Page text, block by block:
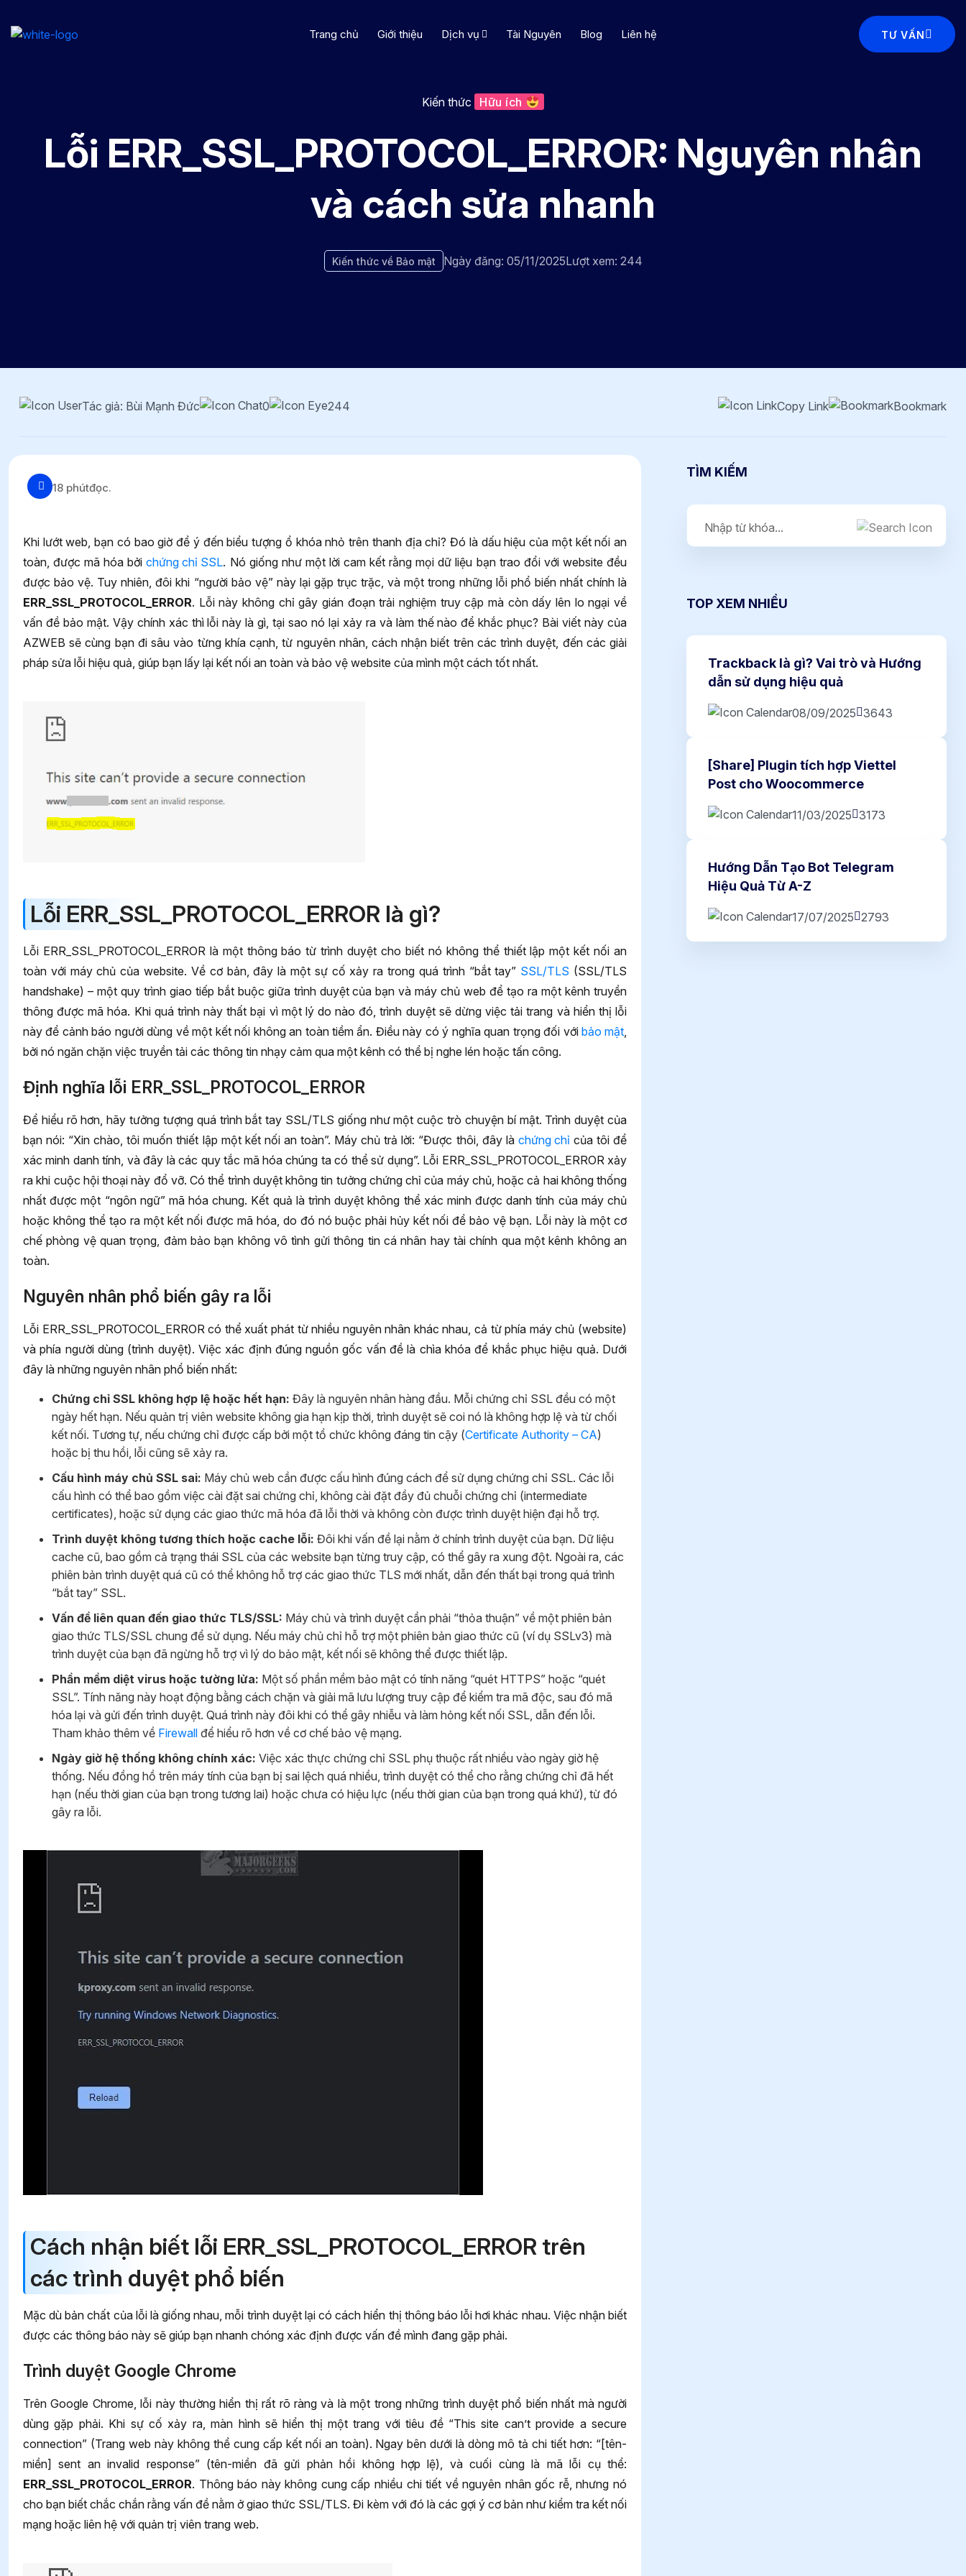
Trang chủ Giới thiệu Dịch vụ Tài Nguyên Blog Liên hệ TƯ VẤN
Kiến thức Hữu ích
Lỗi ERR_SSL_PROTOCOL_ERROR: Nguyên nhân
và cách sửa nhanh
Kiến thức về Bảo mật Ngày đăng: 05/11/2025Lượt xem: 244
Tác giả: Bùi Mạnh Đức 0 244 Copy Link Bookmark
18 phútđọc.
Khi lướt web, bạn có bao giờ để ý đến biểu tượng ổ khóa nhỏ trên thanh địa chỉ? Đó là dấu hiệu của một kết nối an
toàn, được mã hóa bởichứng chỉ SSL. Nó giống như một lời cam kết rằng mọi dữ liệu bạn trao đổi với website đều
được bảo vệ. Tuy nhiên, đôi khi “người bảo vệ” này lại gặp trục trặc, và một trong những lỗi phổ biến nhất chính là
ERR_SSL_PROTOCOL_ERROR. Lỗi này không chỉ gây gián đoạn trải nghiệm truy cập mà còn dấy lên lo ngại về
vấn đề bảo mật. Vậy chính xác thì lỗi này là gì, tại sao nó lại xảy ra và làm thế nào để khắc phục? Bài viết này của
AZWEB sẽ cùng bạn đi sâu vào từng khía cạnh, từ nguyên nhân, cách nhận biết trên các trình duyệt, đến các giải
pháp sửa lỗi hiệu quả, giúp bạn lấy lại kết nối an toàn và bảo vệ website của mình một cách tốt nhất.
Lỗi ERR_SSL_PROTOCOL_ERROR là gì?
Lỗi ERR_SSL_PROTOCOL_ERROR là một thông báo từ trình duyệt cho biết nó không thể thiết lập một kết nối an
toàn với máy chủ của website. Về cơ bản, đây là một sự cố xảy ra trong quá trình “bắt tay” SSL/TLS (SSL/TLS
handshake) – một quy trình giao tiếp bắt buộc giữa trình duyệt của bạn và máy chủ web để tạo ra một kênh truyền
thông được mã hóa. Khi quá trình này thất bại vì một lý do nào đó, trình duyệt sẽ dừng việc tải trang và hiển thị lỗi
này để cảnh báo người dùng về một kết nối không an toàn tiềm ẩn. Điều này có ý nghĩa quan trọng đối với bảo mật,
bởi nó ngăn chặn việc truyền tải các thông tin nhạy cảm qua một kênh có thể bị nghe lén hoặc tấn công.
Định nghĩa lỗi ERR_SSL_PROTOCOL_ERROR
Để hiểu rõ hơn, hãy tưởng tượng quá trình bắt tay SSL/TLS giống như một cuộc trò chuyện bí mật. Trình duyệt của
bạn nói: “Xin chào, tôi muốn thiết lập một kết nối an toàn”. Máy chủ trả lời: “Được thôi, đây là chứng chỉ của tôi để
xác minh danh tính, và đây là các quy tắc mã hóa chúng ta có thể sử dụng”. Lỗi ERR_SSL_PROTOCOL_ERROR xảy
ra khi cuộc hội thoại này đổ vỡ. Có thể trình duyệt không tin tưởng chứng chỉ của máy chủ, hoặc cả hai không thống
nhất được một “ngôn ngữ” mã hóa chung. Kết quả là trình duyệt không thể xác minh được danh tính của máy chủ
hoặc không thể tạo ra một kết nối được mã hóa, do đó nó buộc phải hủy kết nối để bảo vệ bạn. Lỗi này là một cơ
chế phòng vệ quan trọng, đảm bảo bạn không vô tình gửi thông tin cá nhân hay tài chính qua một kênh không an
toàn.
Nguyên nhân phổ biến gây ra lỗi
Lỗi ERR_SSL_PROTOCOL_ERROR có thể xuất phát từ nhiều nguyên nhân khác nhau, cả từ phía máy chủ (website)
và phía người dùng (trình duyệt). Việc xác định đúng nguồn gốc vấn đề là chìa khóa để khắc phục hiệu quả. Dưới
đây là những nguyên nhân phổ biến nhất:
Chứng chỉ SSL không hợp lệ hoặc hết hạn: Đây là nguyên nhân hàng đầu. Mỗi chứng chỉ SSL đều có một
ngày hết hạn. Nếu quản trị viên website không gia hạn kịp thời, trình duyệt sẽ coi nó là không hợp lệ và từ chối
kết nối. Tương tự, nếu chứng chỉ được cấp bởi một tổ chức không đáng tin cậy (Certificate Authority – CA)
hoặc bị thu hồi, lỗi cũng sẽ xảy ra.
Cấu hình máy chủ SSL sai: Máy chủ web cần được cấu hình đúng cách để sử dụng chứng chỉ SSL. Các lỗi
cấu hình có thể bao gồm việc cài đặt sai chứng chỉ, không cài đặt đầy đủ chuỗi chứng chỉ (intermediate
certificates), hoặc sử dụng các giao thức mã hóa đã lỗi thời và không còn được trình duyệt hiện đại hỗ trợ.
Trình duyệt không tương thích hoặc cache lỗi: Đôi khi vấn đề lại nằm ở chính trình duyệt của bạn. Dữ liệu
cache cũ, bao gồm cả trạng thái SSL của các website bạn từng truy cập, có thể gây ra xung đột. Ngoài ra, các
phiên bản trình duyệt quá cũ có thể không hỗ trợ các giao thức TLS mới nhất, dẫn đến thất bại trong quá trình
“bắt tay” SSL.
Vấn đề liên quan đến giao thức TLS/SSL: Máy chủ và trình duyệt cần phải “thỏa thuận” về một phiên bản
giao thức TLS/SSL chung để sử dụng. Nếu máy chủ chỉ hỗ trợ một phiên bản giao thức cũ (ví dụ SSLv3) mà
trình duyệt của bạn đã ngừng hỗ trợ vì lý do bảo mật, kết nối sẽ không thể được thiết lập.
Phần mềm diệt virus hoặc tường lửa: Một số phần mềm bảo mật có tính năng “quét HTTPS” hoặc “quét
SSL”. Tính năng này hoạt động bằng cách chặn và giải mã lưu lượng truy cập để kiểm tra mã độc, sau đó mã
hóa lại và gửi đến trình duyệt. Quá trình này đôi khi có thể gây nhiễu và làm hỏng kết nối SSL, dẫn đến lỗi.
Tham khảo thêm về Firewall để hiểu rõ hơn về cơ chế bảo vệ mạng.
Ngày giờ hệ thống không chính xác: Việc xác thực chứng chỉ SSL phụ thuộc rất nhiều vào ngày giờ hệ
thống. Nếu đồng hồ trên máy tính của bạn bị sai lệch quá nhiều, trình duyệt có thể cho rằng chứng chỉ đã hết
hạn (nếu thời gian của bạn trong tương lai) hoặc chưa có hiệu lực (nếu thời gian của bạn trong quá khứ), từ đó
gây ra lỗi.
Cách nhận biết lỗi ERR_SSL_PROTOCOL_ERROR trên
các trình duyệt phổ biến
Mặc dù bản chất của lỗi là giống nhau, mỗi trình duyệt lại có cách hiển thị thông báo lỗi hơi khác nhau. Việc nhận biết
được các thông báo này sẽ giúp bạn nhanh chóng xác định được vấn đề mình đang gặp phải.
Trình duyệt Google Chrome
Trên Google Chrome, lỗi này thường hiển thị rất rõ ràng và là một trong những trình duyệt phổ biến nhất mà người
dùng gặp phải. Khi sự cố xảy ra, màn hình sẽ hiển thị một trang với tiêu đề “This site can’t provide a secure
connection” (Trang web này không thể cung cấp kết nối an toàn). Ngay bên dưới là dòng mô tả chi tiết hơn: “[tên-
miền] sent an invalid response” (tên-miền đã gửi phản hồi không hợp lệ), và cuối cùng là mã lỗi cụ thể:
ERR_SSL_PROTOCOL_ERROR. Thông báo này không cung cấp nhiều chi tiết về nguyên nhân gốc rễ, nhưng nó
cho bạn biết chắc chắn rằng vấn đề nằm ở giao thức SSL/TLS. Đi kèm với đó là các gợi ý cơ bản như kiểm tra kết nối
mạng hoặc liên hệ với quản trị viên trang web.
TÌM KIẾM
TOP XEM NHIỀU
Trackback là gì? Vai trò và Hướng
dẫn sử dụng hiệu quả
08/09/2025 3643
[Share] Plugin tích hợp Viettel
Post cho Woocommerce
11/03/2025 3173
Hướng Dẫn Tạo Bot Telegram
Hiệu Quả Từ A-Z
17/07/2025 2793